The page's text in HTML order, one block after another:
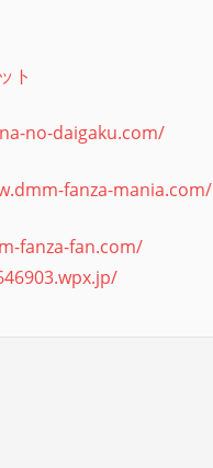
ト
no-daigaku.com/
fanza-mania.com/
fanza-fan.com/